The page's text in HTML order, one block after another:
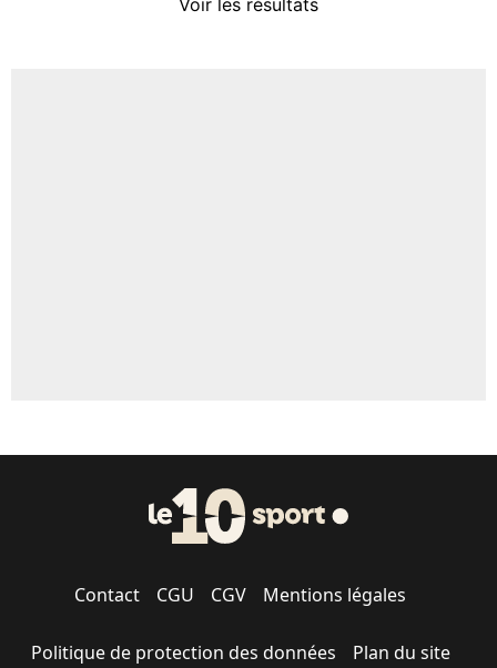
Contact CGU CGV Mentions légales
Politique de protection des données Plan du site